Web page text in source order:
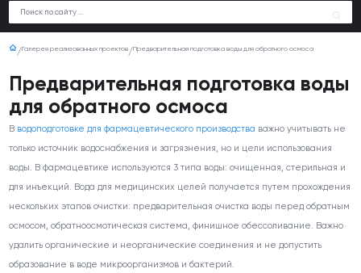
Галерея реализованных проектов Предварительная подготовка воды для обратного осмоса
Предварительная подготовка воды
для обратного осмоса
В водоподготовке для фармацевтического производства важно учитывать не
только источник водоснабжения и загрязнения, но и цели использования
воды. В фармацевтике используются 3 типа воды: очищенная, стерильная и
для инъекций. Вода для медицинских целей получается путем прохождения
нескольких этапов очистки: предварительная очистка воды перед обратным
осмосом, обратноосмотическая система, финишное обессоливание. Важно
удалить органические и неорганические соединения и не допустить
образование в воде микроорганизмов и бактерий.